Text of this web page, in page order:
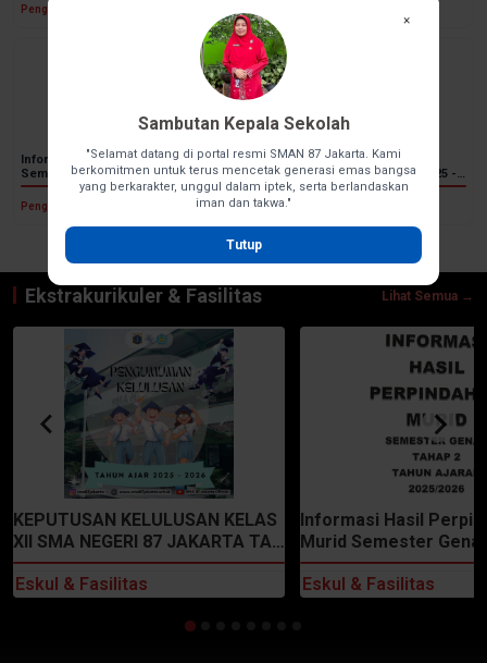
Pengumuman
Informasi Perpindahan Murid
Semester Genap Tahap 2 Tahun
Pelajaran 2025/2026
Pengumuman
PENGUMUMAN SISWA-SISWI
ELIGIBLE TAHUN PELAJARAN 2025 -
2026 SMA NEGERI 87 JAKARTA
Pengumuman
← Geser ke samping untuk pengumuman lainnya →
Ekstrakurikuler & Fasilitas Lihat Semua →
KEPUTUSAN KELULUSAN KELAS
XII SMA NEGERI 87 JAKARTA TA.
2025 - 2026
Eskul & Fasilitas
Informasi Hasil
Murid Semester
Tahun Ajaran 2025/
Eskul & Fasilitas
×
Sambutan Kepala Sekolah
"Selamat datang di portal resmi SMAN 87 Jakarta. Kami
berkomitmen untuk terus mencetak generasi emas bangsa
yang berkarakter, unggul dalam iptek, serta berlandaskan
iman dan takwa."
Tutup